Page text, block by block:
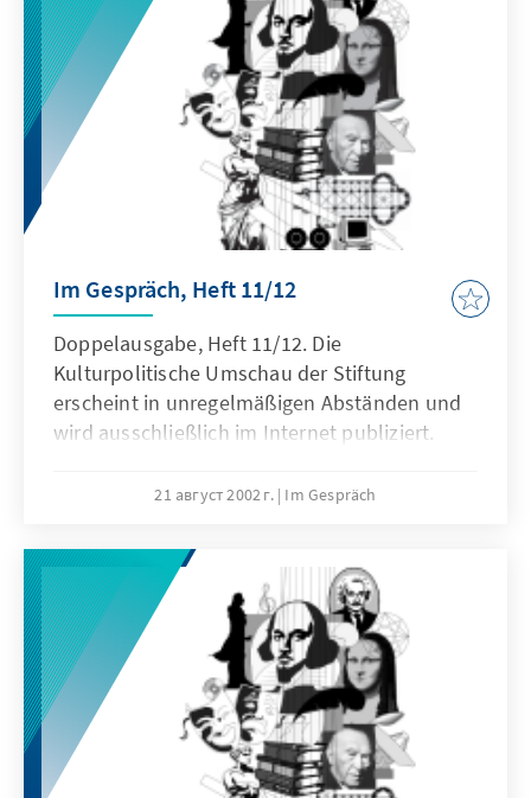
Im Gespräch, Heft 11/12
Doppelausgabe, Heft 11/12. Die
Kulturpolitische Umschau der Stiftung
erscheint in unregelmäßigen Abständen und
wird ausschließlich im Internet publiziert.
21 август 2002 г. Im Gespräch